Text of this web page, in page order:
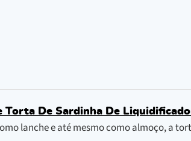
Torta De Sardinha De
lanche e até mesmo como almoço, a